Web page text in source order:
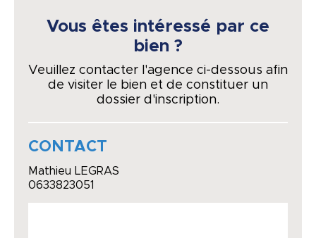
Vous êtes intéressé par ce
bien ?
Veuillez contacter l'agence ci-dessous afin
de visiter le bien et de constituer un
dossier d'inscription.
CONTACT
Mathieu LEGRAS
0633823051